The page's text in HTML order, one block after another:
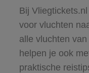
Bij
voor vluchten
alle vluchten
helpen je ook
praktische